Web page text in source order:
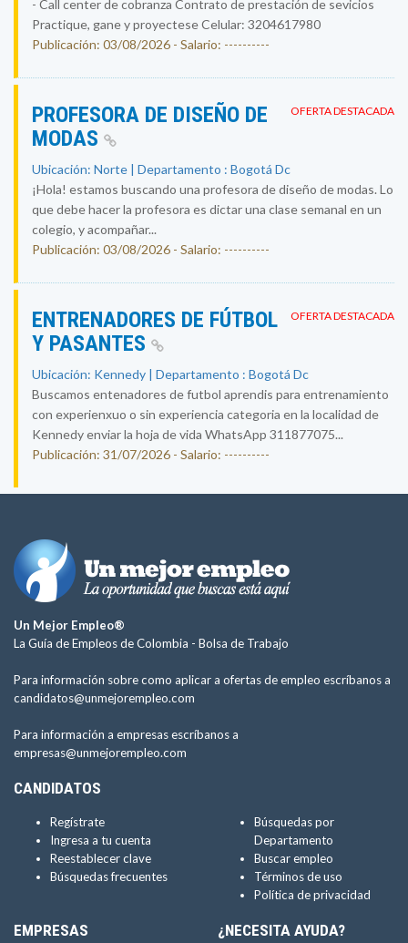
- Call center de cobranza Contrato de prestación de sevicios
Practique, gane y proyectese Celular: 3204617980
Publicación: 03/08/2026 - Salario: ----------
OFERTA DESTACADA
PROFESORA DE DISEÑO DE
MODAS
Ubicación: Norte | Departamento : Bogotá Dc
¡Hola! estamos buscando una profesora de diseño de modas. Lo
que debe hacer la profesora es dictar una clase semanal en un
colegio, y acompañar...
Publicación: 03/08/2026 - Salario: ----------
OFERTA DESTACADA
ENTRENADORES DE FÚTBOL
Y PASANTES
Ubicación: Kennedy | Departamento : Bogotá Dc
Buscamos entenadores de futbol aprendis para entrenamiento
con experienxuo o sin experiencia categoria en la localidad de
Kennedy enviar la hoja de vida WhatsApp 311877075...
Publicación: 31/07/2026 - Salario: ----------
Un Mejor Empleo®
La Guía de Empleos de Colombia - Bolsa de Trabajo
Para información sobre como aplicar a ofertas de empleo escríbanos a
candidatos@unmejorempleo.com
Para información a empresas escríbanos a
empresas@unmejorempleo.com
CANDIDATOS
Regístrate
Ingresa a tu cuenta
Reestablecer clave
Búsquedas frecuentes
Búsquedas por
Departamento
Buscar empleo
Términos de uso
Política de privacidad
EMPRESAS ¿NECESITA AYUDA?